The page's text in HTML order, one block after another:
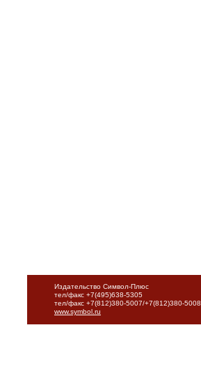
Издательство Символ-Плюс
тел/факс +7(495)638-5305
тел/факс +7(812)380-5007/+7(812)380-5008
www.symbol.ru